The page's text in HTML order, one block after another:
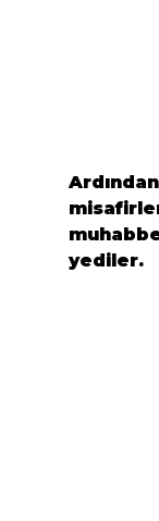
yediler.